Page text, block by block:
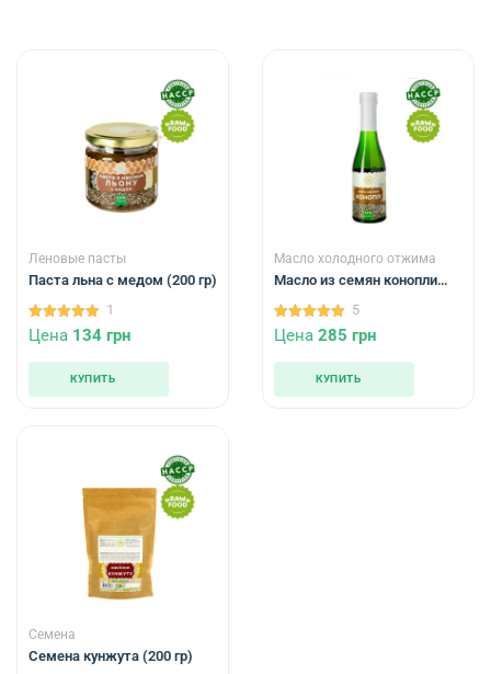
Леновые пасты
Паста льна с медом (200 гр)
5.00
из 5
1
Цена 134 грн
КУПИТЬ
Масло холодного отжима
Масло из семян конопли
5.00
из 5
5
Цена 285 грн
КУПИТЬ
Семена
Семена кунжута (200 гр)